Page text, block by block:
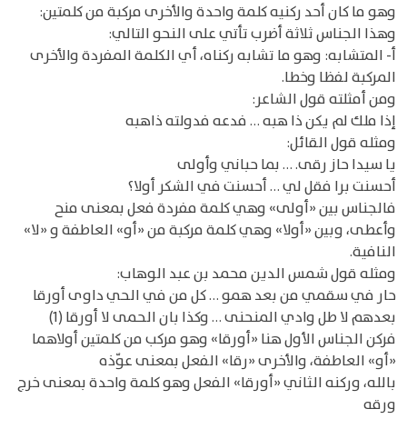
وهو ما كان أحد ركنيه كلمة واحدة والأخرى مركبة من كلمتين:
وهذا الجناس ثلاثة أضرب تأتي على النحو التالي:
أ- المتشابه: وهو ما تشابه ركناه، أي الكلمة المفردة والأخرى
المركبة لفظا وخطا.
ومن أمثلته قول الشاعر:
إذا ملك لم يكن ذا هبه … فدعه فدولته ذاهبه
ومثله قول القائل:
يا سيدا حاز رقى. … بما حباني وأولى
أحسنت برا فقل لي … أحسنت في الشكر أولا؟
فالجناس بين «أولى» وهي كلمة مفردة فعل بمعنى منح
وأعطى، وبين «أولا» وهي كلمة مركبة من «أو» العاطفة و «لا»
النافية.
ومثله قول شمس الدين محمد بن عبد الوهاب:
حار في سقمي من بعد همو … كل من في الحي داوى أورقا
بعدهم لا طل وادي المنحنى … وكذا بان الحمى لا أورقا (1)
فركن الجناس الأول هنا «أورقا» وهو مركب من كلمتين أولاهما
«أو» العاطفة، والأخرى «رقا» الفعل بمعنى عوّذه
بالله، وركنه الثاني «أورقا» الفعل وهو كلمة واحدة بمعنى خرج
ورقه